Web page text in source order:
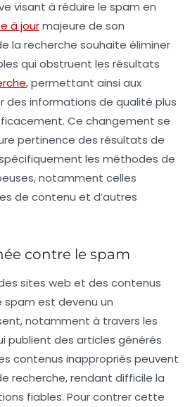
visant à réduire le spam en
à jourmajeure de son
la recherche souhaite éliminer
qui obstruent les résultats
, permettant ainsi aux
des informations de qualité plus
Ce changement se
pertinence des résultats de
les méthodes de
notamment celles
de contenu et d’autres
contre le spam
sites web et des contenus
spam est devenu un
notamment à travers les
publient des articles générés
contenus inappropriés peuvent
recherche, rendant difficile la
fiables. Pour contrer cette